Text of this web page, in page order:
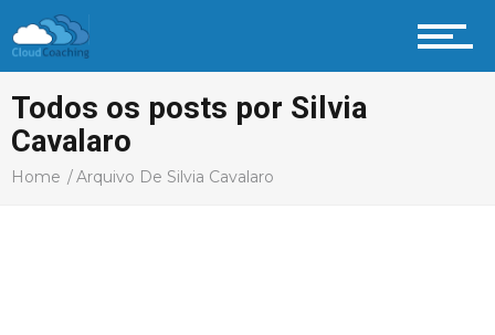
Todos os posts por Silvia
Cavalaro
Home Arquivo De Silvia Cavalaro